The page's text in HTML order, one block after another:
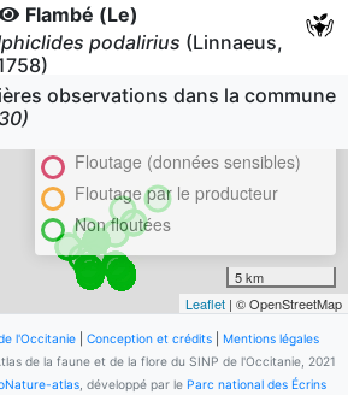
Flambé (Le)
podalirius (Linnaeus,
20observations
Dernière observation en
Barbastelle d'Europe
Barbastella barbastellus
(Schreber, 1774)
observations
Dernière observation en
Fiche espèce
Buis toujours vert
sempervirensL., 1753
observations dans la commune
Cluster
Floutage (données sensibles)
Floutage par le producteur
Non floutées
5 km
Leaflet | © OpenStreetMap
l'Occitanie| Conception et crédits| Mentions légales
de la faune et de la flore du SINP de l'Occitanie, 2021
atlas, développé par le Parc national des Écrins